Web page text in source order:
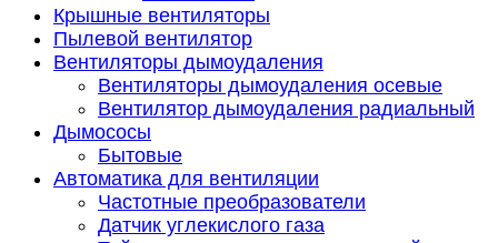
Крышные вентиляторы
Пылевой вентилятор
Вентиляторы дымоудаления
Вентиляторы дымоудаления осевые
Вентилятор дымоудаления радиальный
Дымососы
Бытовые
Автоматика для вентиляции
Частотные преобразователи
Датчик углекислого газа